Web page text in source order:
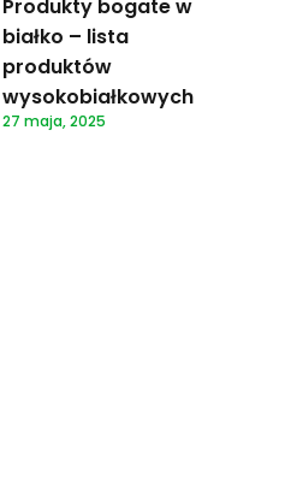
Produkty bogate w
białko – lista
produktów
wysokobiałkowych
27 maja, 2025